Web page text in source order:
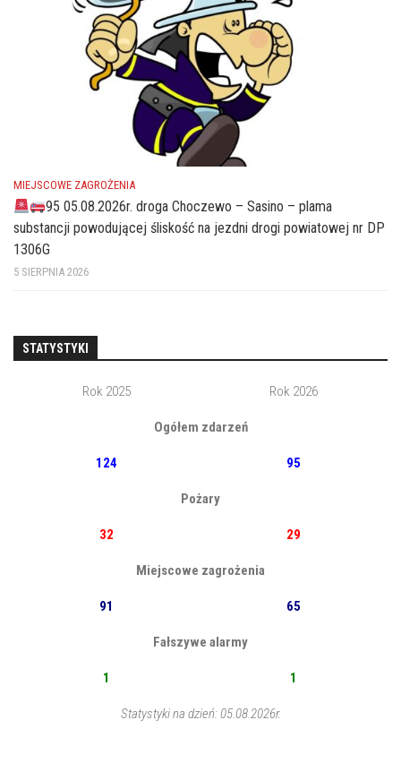
MIEJSCOWE ZAGROŻENIA
95 05.08.2026r. droga Choczewo – Sasino – plama
substancji powodującej śliskość na jezdni drogi powiatowej nr DP
1306G
5 SIERPNIA 2026
STATYSTYKI
Rok 2025 Rok 2026
Ogółem zdarzeń
124 95
Pożary
32 29
Miejscowe zagrożenia
91 65
Fałszywe alarmy
1 1
Statystyki na dzień: 05.08.2026r.